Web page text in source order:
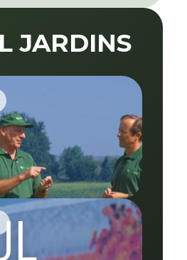
JARDINS